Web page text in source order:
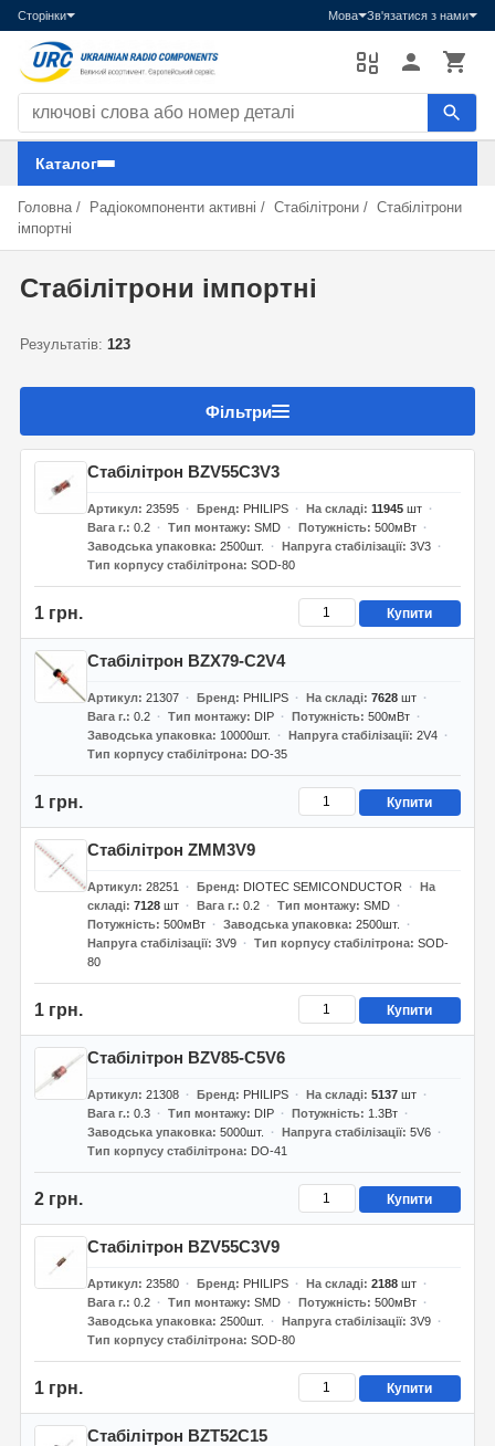
Сторінки Мова Зв'язатися з нами
Пошук компонентів
Каталог
Головна / Радіокомпоненти активні / Стабілітрони / Стабілітрони
імпортні
Стабілітрони імпортні
Результатів: 123
Фільтри
Стабілітрон BZV55C3V3
Артикул 23595 Бренд PHILIPS На складі 11945шт
Вага г. 0.2 Тип монтажу SMD Потужність 500мВт
Заводська упаковка 2500шт. Напруга стабілізації 3V3
Тип корпусу стабілітрона SOD-80
1 грн. Купити
Стабілітрон BZX79-C2V4
Артикул 21307 Бренд PHILIPS На складі 7628шт
Вага г. 0.2 Тип монтажу DIP Потужність 500мВт
Заводська упаковка
10000шт. Напруга стабілізації 2V4
Тип корпусу стабілітрона
DO-35
1 грн. Купити
Стабілітрон ZMM3V9
Артикул 28251 Бренд DIOTEC SEMICONDUCTOR
На
складі 7128шт Вага г. 0.2 Тип монтажу SMD
Потужність 500мВт Заводська упаковка 2500шт.
Напруга стабілізації 3V9 Тип корпусу стабілітрона SOD-
80
1 грн. Купити
Стабілітрон BZV85-C5V6
Артикул 21308 Бренд PHILIPS На складі 5137шт
Вага г. 0.3 Тип монтажу DIP Потужність
1.3Вт
Заводська упаковка 5000шт. Напруга стабілізації 5V6
Тип корпусу стабілітрона
DO-41
2 грн. Купити
Стабілітрон BZV55C3V9
Артикул 23580 Бренд PHILIPS На складі 2188шт
Вага г. 0.2 Тип монтажу SMD Потужність 500мВт
Заводська упаковка 2500шт. Напруга стабілізації 3V9
Тип корпусу стабілітрона SOD-80
1 грн. Купити
Стабілітрон BZT52C15